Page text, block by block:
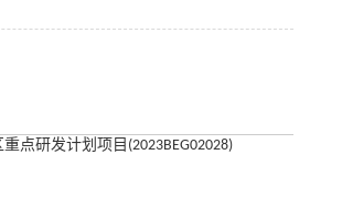
点研发计划项目(2023BEG02028)